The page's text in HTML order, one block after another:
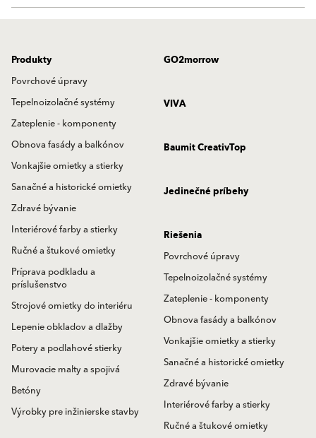
Produkty
Povrchové úpravy
Tepelnoizolačné systémy
Zateplenie - komponenty
Obnova fasády a balkónov
Vonkajšie omietky a stierky
Sanačné a historické omietky
Zdravé bývanie
Interiérové farby a stierky
Ručné a štukové omietky
Príprava podkladu a
príslušenstvo
Strojové omietky do interiéru
Lepenie obkladov a dlažby
Potery a podlahové stierky
Murovacie malty a spojivá
Betóny
Výrobky pre inžinierske stavby
GO2morrow
VIVA
Baumit CreativTop
Jedinečné príbehy
Riešenia
Povrchové úpravy
Tepelnoizolačné systémy
Zateplenie - komponenty
Obnova fasády a balkónov
Vonkajšie omietky a stierky
Sanačné a historické omietky
Zdravé bývanie
Interiérové farby a stierky
Ručné a štukové omietky